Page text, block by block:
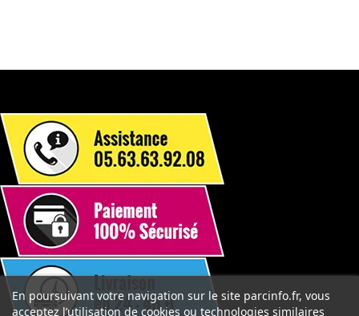
En poursuivant votre navigation sur le site parcinfo.fr, vous
acceptez l’utilisation de cookies ou technologies similaires